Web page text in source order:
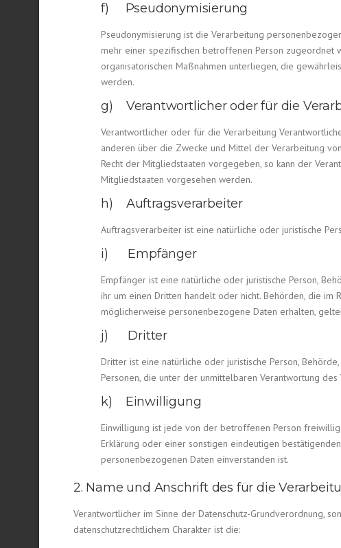
f) Pseudonymisierung
Pseudonymisierung ist die Verarbeitung
mehr einer spezifischen betroffenen Person zugeordnet
organisatorischen Maßnahmen unterliegen, die
werden.
g) Verantwortlicher oder für die
Verantwortlicher oder für die Verarbeitung
anderen über die Zwecke und Mittel der Verarbeitung
Recht der Mitgliedstaaten vorgegeben, so kann der
Mitgliedstaaten vorgesehen werden.
h) Auftragsverarbeiter
Auftragsverarbeiter ist eine natürliche oder juristische
i) Empfänger
Empfänger ist eine natürliche oder juristische Person,
ihr um einen Dritten handelt oder nicht. Behörden, die im
möglicherweise personenbezogene Daten erhalten,
j) Dritter
Dritter ist eine natürliche oder juristische Person,
Personen, die unter der unmittelbaren Verantwortung
k) Einwilligung
Einwilligung ist jede von der betroffenen Person
Erklärung oder einer sonstigen eindeutigen
personenbezogenen Daten einverstanden ist.
2. Name und Anschrift des für die
Verantwortlicher im Sinne der Datenschutz-Grundverordnung,
datenschutzrechtlichem Charakter ist die: